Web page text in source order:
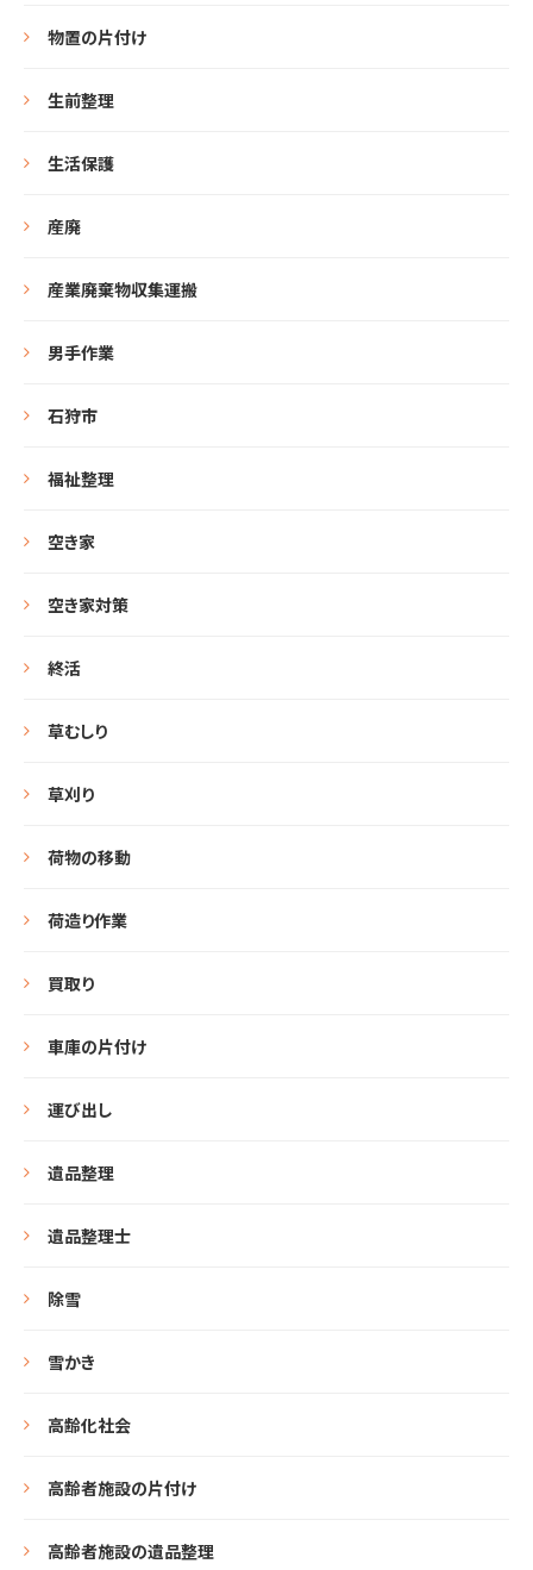
物置の片付け
生前整理
生活保護
産廃
産業廃棄物収集運搬
男手作業
石狩市
福祉整理
空き家
空き家対策
終活
草むしり
草刈り
荷物の移動
荷造り作業
買取り
車庫の片付け
運び出し
遺品整理
遺品整理士
除雪
雪かき
高齢化社会
高齢者施設の片付け
高齢者施設の遺品整理